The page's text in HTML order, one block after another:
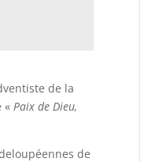
de la
« Paix de Dieu,
de